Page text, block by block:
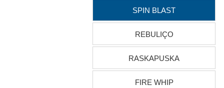
SPIN BLAST
REBULIÇO
RASKAPUSKA
FIRE WHIP